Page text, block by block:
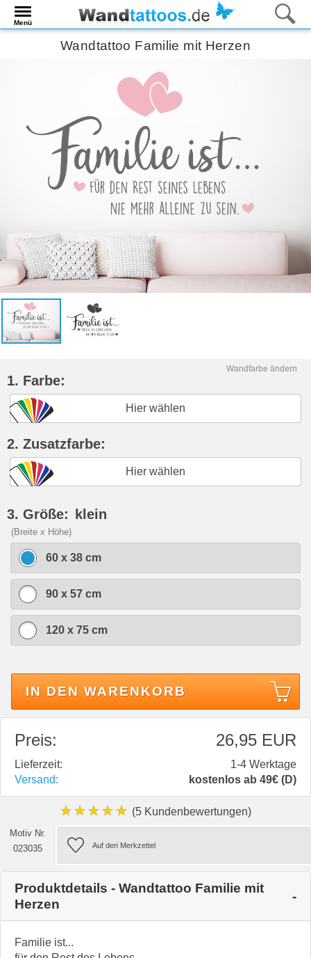
Menü
Wandtattoo Familie mit Herzen
Wandfarbe ändern
1. Farbe:
Hier wählen
2. Zusatzfarbe:
Hier wählen
3. Größe: klein
(Breite x Höhe)
60 x 38 cm
90 x 57 cm
120 x 75 cm
IN DEN WARENKORB
Preis: 26,95 EUR
Lieferzeit:
1-4 Werktage
Versand:
kostenlos ab 49€ (D)
★★★★★ (5 Kundenbewertungen)
Motiv Nr.
023035
Produktdetails - Wandtattoo Familie mit
Herzen
Familie ist...